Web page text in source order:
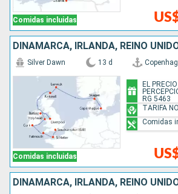
Comidas incluidas
DINAMARCA, IRLANDA, REINO
Comidas incluidas
Silver Dawn 13 d
EL
RG 5463
TARIFA
Comidas
DINAMARCA, IRLANDA, REINO